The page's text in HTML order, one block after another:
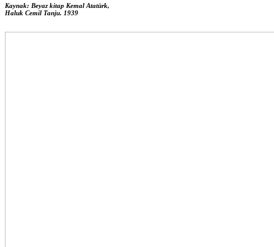
Kaynak: Beyaz kitap Kemal Atatürk,
Haluk Cemil Tanju. 1939